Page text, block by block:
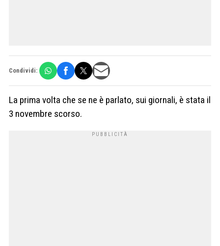
Condividi:
La prima volta che se ne è parlato, sui giornali, è stata il
3 novembre scorso.